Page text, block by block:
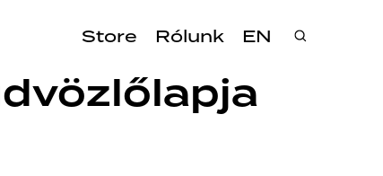
Store Rólunk EN